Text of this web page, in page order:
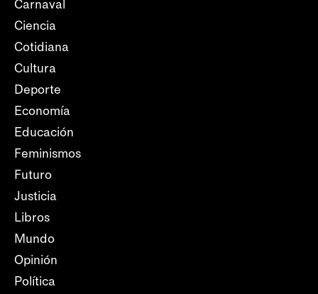
Carnaval
Ciencia
Cotidiana
Cultura
Deporte
Economía
Educación
Feminismos
Futuro
Justicia
Libros
Mundo
Opinión
Política